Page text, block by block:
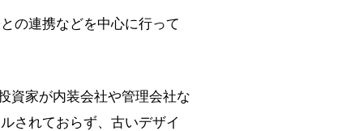
の連携などを中心に行って
資家が内装会社や管理会社な
されておらず、古いデザイ